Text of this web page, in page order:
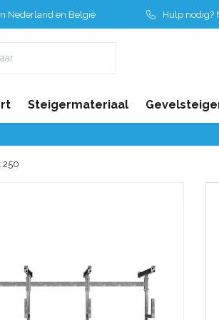
Nederland en België Hulp nodig?
Steigermateriaal
250